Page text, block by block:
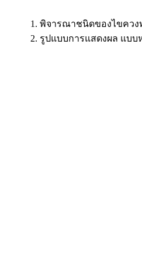
พิจารณาชนิดของไขควงท
รูปแบบการแสดงผล แบ